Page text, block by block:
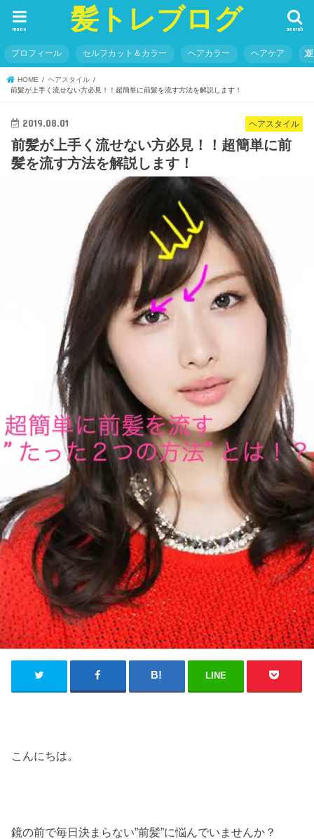
髪トレブログ search
menu
プロフィール セルフカット＆カラー ヘアカラー ヘアケア
HOME
ヘアスタイル
前髪が上手く流せない方必見！！超簡単に前髪を流す方法を解説します！
ヘアスタイル
2019.08.01
前髪が上手く流せない方必見！！超簡単に前
髪を流す方法を解説します！
LINE
こんにちは。
鏡の前で毎日決まらない”前髪”に悩んでいませんか？